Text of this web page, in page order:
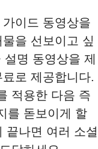
이드 동영상을
을 선보이고 싶
명 동영상을 제
로 제공합니다.
적용한 다음 즉
를 돋보이게 할
끝나면 여러 소셜